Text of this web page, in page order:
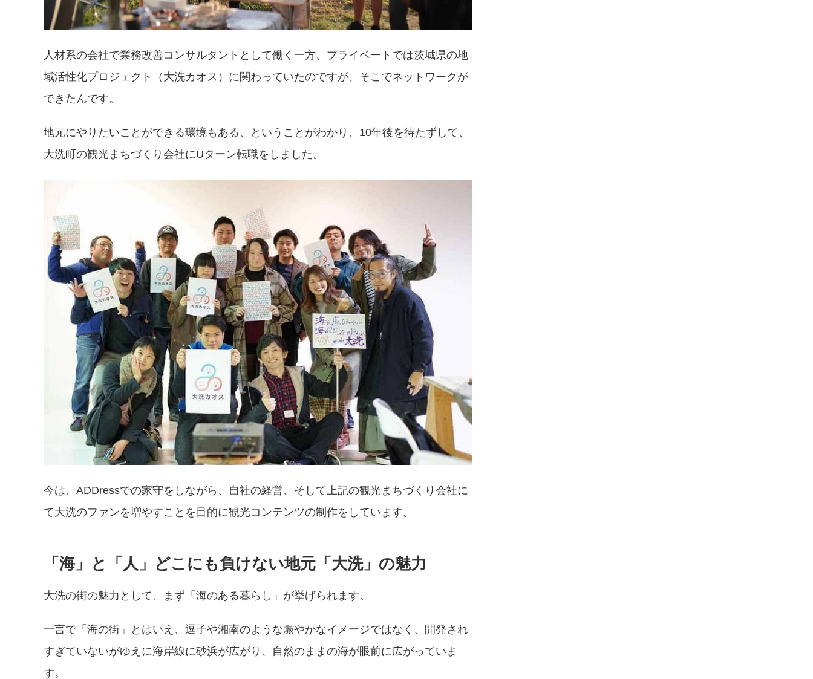
人材系の会社で業務改善コンサルタントとして働く一方、プライベートでは茨城県の地
域活性化プロジェクト（大洗カオス）に関わっていたのですが、そこでネットワークが
できたんです。
地元にやりたいことができる環境もある、ということがわかり、10年後を待たずして、
大洗町の観光まちづくり会社にUターン転職をしました。
今は、ADDressでの家守をしながら、自社の経営、そして上記の観光まちづくり会社に
て大洗のファンを増やすことを目的に観光コンテンツの制作をしています。
「海」と「人」どこにも負けない地元「大洗」の魅力
大洗の街の魅力として、まず「海のある暮らし」が挙げられます。
一言で「海の街」とはいえ、逗子や湘南のような賑やかなイメージではなく、開発され
すぎていないがゆえに海岸線に砂浜が広がり、自然のままの海が眼前に広がっていま
す。